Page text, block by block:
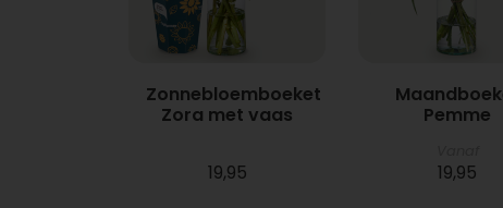
Zonnebloemboeket
Zora met vaas
19,95
Pemme
19,95